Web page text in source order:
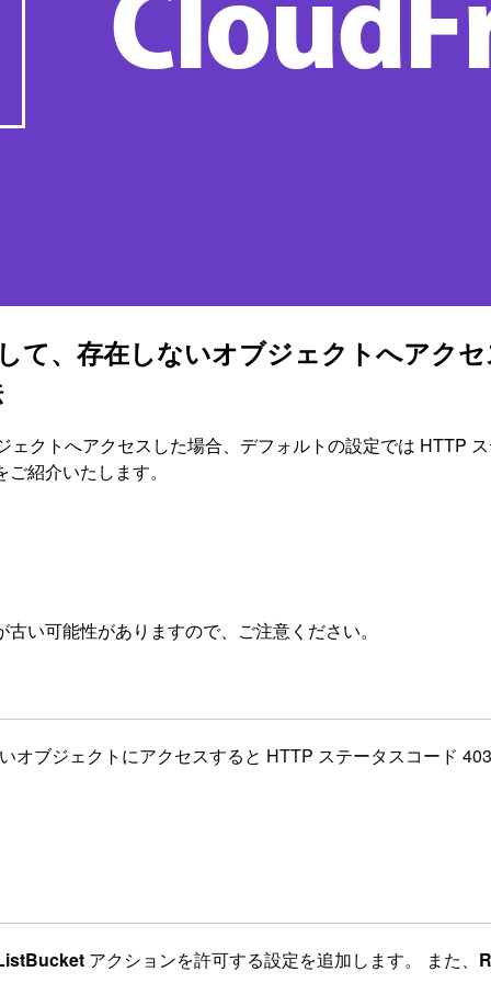
、存在しないオブジェクトへアク
クトへアクセスした場合、デフォルトの設定では HTTP
紹介いたします。
い可能性がありますので、ご注意ください。
オブジェクトにアクセスすると HTTP ステータスコード
アクションを許可する設定を追加します。 また、